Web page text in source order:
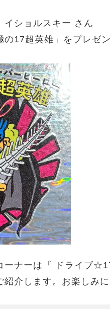
イショルスキー さん
17超英雄」をプレゼ
ーナーは『 ドライブ
紹介します。お楽しみ